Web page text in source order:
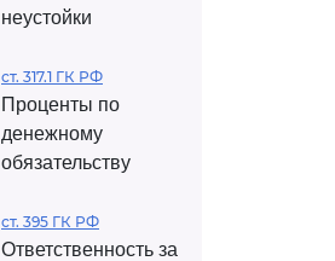
неустойки
ст. 317.1 ГК РФ
Проценты по
денежному
обязательству
ст. 395 ГК РФ
Ответственность за